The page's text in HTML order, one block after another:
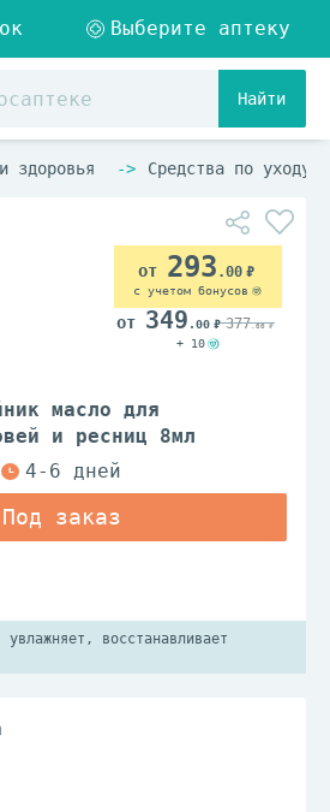
Найти
здоровья Средства по уходу
масло для
и ресниц 8мл
293 .00
с учетом бонусов
349 .00 377.00
+ 10
восстанавливает